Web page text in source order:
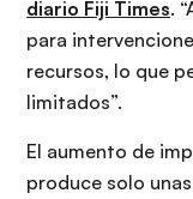
diario Fiji Times.
para
recursos, lo que
limitados”.
El aumento de
produce solo